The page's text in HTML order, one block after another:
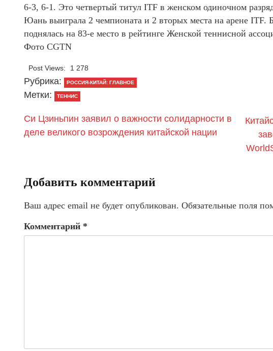
6-3, 6-1. Это четвертый титул ITF в женском одиночном
Юань выиграла 2 чемпионата и 2 вторых места на арене
поднялась на 83-е место в рейтинге Женской теннисной
Фото CGTN
Post Views: 1 278
Рубрика: РОССИЯ-КИТАЙ: ГЛАВНОЕ
Метки: ТЕННИС
Си Цзиньпин заявил о важности солидарности в
деле великого возрождения китайской нации
Добавить комментарий
Ваш адрес email не будет опубликован. Обязательные поля
Комментарий *